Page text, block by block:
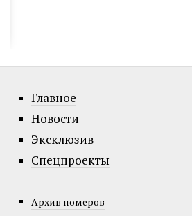
Главное
Новости
Эксклюзив
Спецпроекты
Архив номеров